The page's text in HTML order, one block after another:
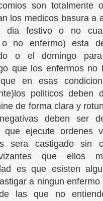
son totalmente
los medicos basura a
dia festivo o no
o no enfermo) esta
o el domingo
que los enfermos no
en esas
politicos deben
de forma clara y
deben ser
que ejecute ordenes
sera castigado sin
que ellos
es que esisten
a ningun
las que no